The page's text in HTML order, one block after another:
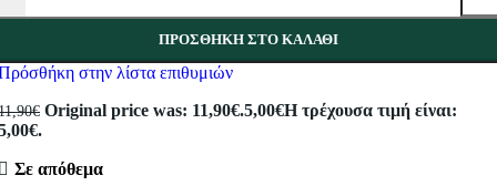
ΠΡΟΣΘΉΚΗ ΣΤΟ ΚΑΛΆΘΙ
στην λίστα επιθυμιών
€ Original price was: 11,90€.5,00€Η τρέχουσα τιμή είναι:
Σε απόθεμα